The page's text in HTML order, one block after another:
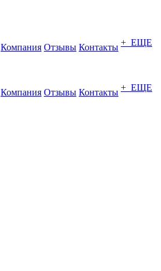
Компания Отзывы Контакты + ЕЩЕ
Компания Отзывы Контакты + ЕЩЕ